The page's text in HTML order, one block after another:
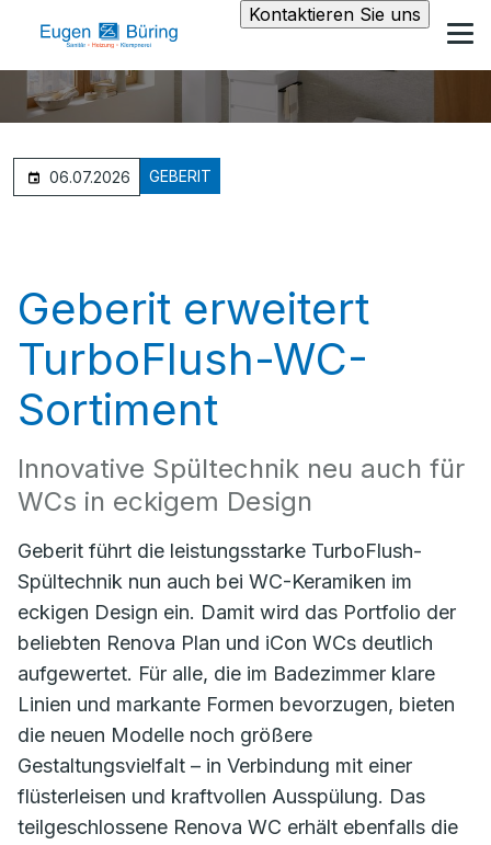
Kontaktieren Sie uns
06.07.2026 GEBERIT
Geberit erweitert
TurboFlush-WC-
Sortiment
Innovative Spültechnik neu auch für
WCs in eckigem Design
Geberit führt die leistungsstarke TurboFlush-
Spültechnik nun auch bei WC-Keramiken im
eckigen Design ein. Damit wird das Portfolio der
beliebten Renova Plan und iCon WCs deutlich
aufgewertet. Für alle, die im Badezimmer klare
Linien und markante Formen bevorzugen, bieten
die neuen Modelle noch größere
Gestaltungsvielfalt – in Verbindung mit einer
flüsterleisen und kraftvollen Ausspülung. Das
teilgeschlossene Renova WC erhält ebenfalls die